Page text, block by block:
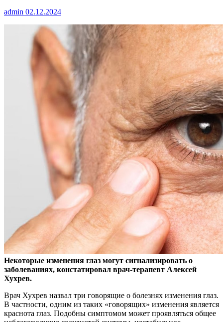
admin 02.12.2024
Некоторые изменения глаз могут сигнализировать о
заболеваниях, констатировал врач-терапевт Алексей
Хухрев.
Врач Хухрев назвал три говорящие о болезнях изменения глаз.
В частности, одним из таких «говорящих» изменения является
краснота глаз. Подобны симптомом может проявляться общее